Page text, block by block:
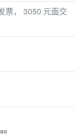
票， 3050 元面交